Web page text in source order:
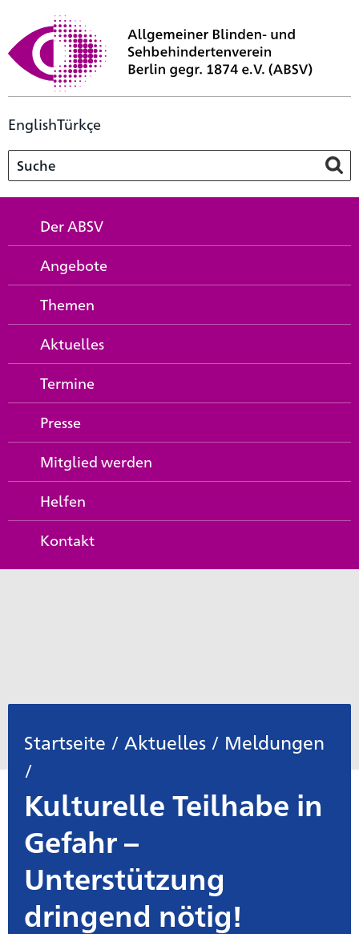
EnglishTürkçe
Der ABSV
Angebote
Themen
Aktuelles
Termine
Presse
Mitglied werden
Helfen
Kontakt
Startseite / Aktuelles / Meldungen
/
Kulturelle Teilhabe in
Gefahr –
Unterstützung
dringend nötig!